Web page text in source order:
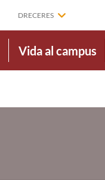
DRECERES
Vida al campus